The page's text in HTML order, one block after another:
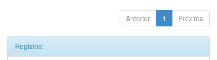
Anterior 1 Próxima
Registos: